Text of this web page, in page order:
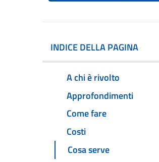
INDICE DELLA PAGINA
A chi è rivolto
Approfondimenti
Come fare
Costi
Cosa serve